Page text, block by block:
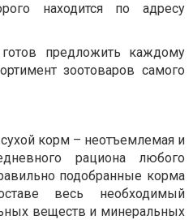
находится по адресу
предложить каждому
зоотоваров самого
корм – неотъемлемая и
рациона любого
подобранные корма
весь необходимый
веществ и минеральных